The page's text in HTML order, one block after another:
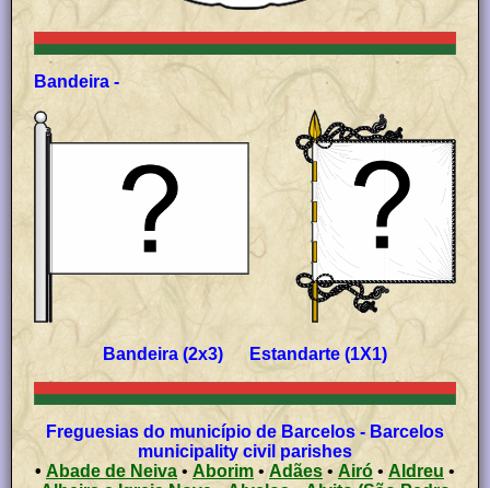
Bandeira -
Bandeira (2x3) Estandarte (1X1)
Freguesias do município de Barcelos - Barcelos
municipality civil parishes
• Abade de Neiva• Aborim •Adães • Airó • Aldreu •